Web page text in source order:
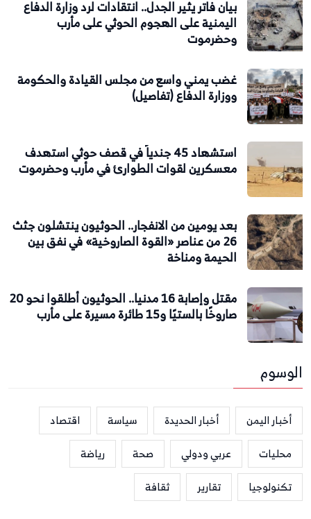
بيان فاتر يثير الجدل.. انتقادات لرد وزارة الدفاع
اليمنية على الهجوم الحوثي على مأرب
وحضرموت
غضب يمني واسع من مجلس القيادة والحكومة
ووزارة الدفاع (تفاصيل)
استشهاد 45 جندياً في قصف حوثي استهدف
معسكرين لقوات الطوارئ في مأرب وحضرموت
بعد يومين من الانفجار.. الحوثيون ينتشلون جثث
26 من عناصر «القوة الصاروخية» في نفق بين
الحيمة ومناخة
مقتل وإصابة 16 مدنيا.. الحوثيون أطلقوا نحو 20
صاروخًا بالستيًا و15 طائرة مسيرة على مأرب
الوسوم
أخبار اليمن أخبار الحديدة سياسة
اقتصاد
محليات
عربي ودولي صحة
رياضة
تكنولوجيا
تقارير ثقافة